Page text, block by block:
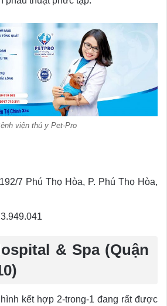
viện thú y Pet-Pro
192/7 Phú Thọ Hòa, P. Phú Thọ Hòa,
& Spa (Quận
kết hợp 2-trong-1 đang rất được